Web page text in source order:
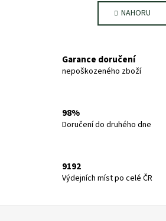
l
á
a
c
v
ý
p
s
á
n
k
á
n
NAHORU
Garance doručení
nepoškozeného zboží
98%
Doručení do druhého dne
9192
Výdejních míst po celé ČR